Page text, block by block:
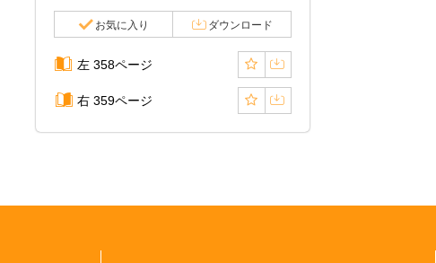
お気に入り ダウンロード
左 358ページ
右 359ページ